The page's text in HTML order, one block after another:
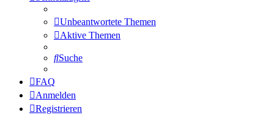
Unbeantwortete Themen
Aktive Themen
Suche
FAQ
Anmelden
Registrieren